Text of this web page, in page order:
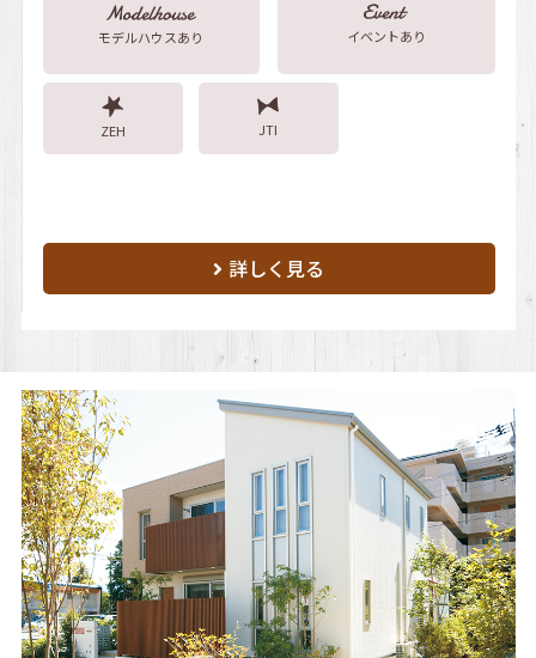
モデルハウスあり イベントあり
ZEH JTI
詳しく見る